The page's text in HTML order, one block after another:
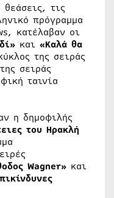
τις
πρόγραμμα
κατέλαβαν οι
και «Καλά θα
της σειράς
σειράς
ταινία
η δημοφιλής
του Ηρακλή
Wagner» και